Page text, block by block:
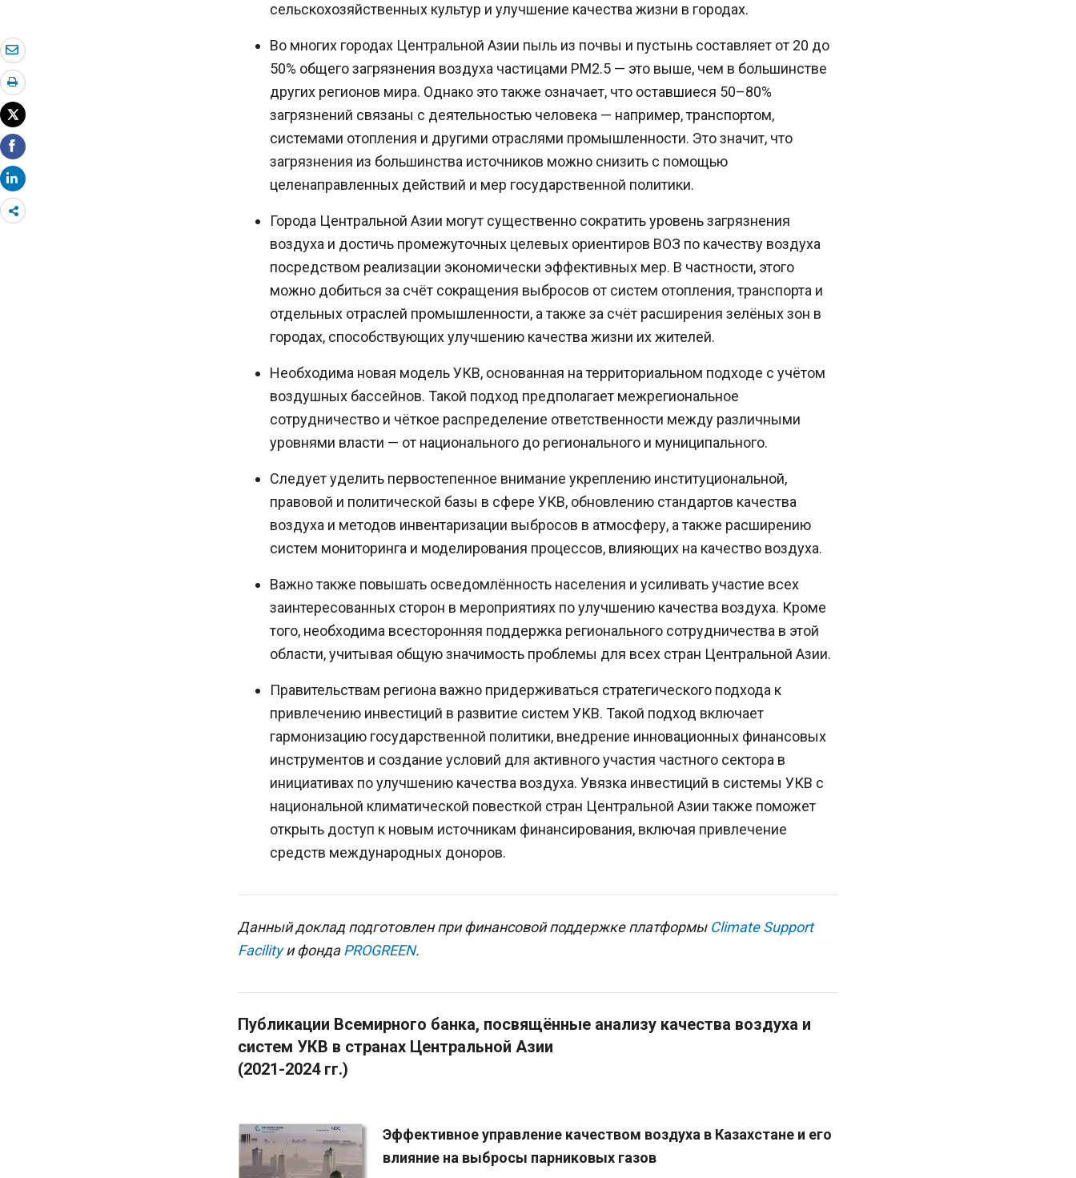
Share
more
сельскохозяйственных культур и улучшение качества жизни в городах.
Во многих городах Центральной Азии пыль из почвы и пустынь составляет от 20 до
50% общего загрязнения воздуха частицами PM2.5 — это выше, чем в большинстве
других регионов мира. Однако это также означает, что оставшиеся 50–80%
загрязнений связаны с деятельностью человека — например, транспортом,
системами отопления и другими отраслями промышленности. Это значит, что
загрязнения из большинства источников можно снизить с помощью
целенаправленных действий и мер государственной политики.
Города Центральной Азии могут существенно сократить уровень загрязнения
воздуха и достичь промежуточных целевых ориентиров ВОЗ по качеству воздуха
посредством реализации экономически эффективных мер. В частности, этого
можно добиться за счёт сокращения выбросов от систем отопления, транспорта и
отдельных отраслей промышленности, а также за счёт расширения зелёных зон в
городах, способствующих улучшению качества жизни их жителей.
Необходима новая модель УКВ, основанная на территориальном подходе с учётом
воздушных бассейнов. Такой подход предполагает межрегиональное
сотрудничество и чёткое распределение ответственности между различными
уровнями власти — от национального до регионального и муниципального.
Следует уделить первостепенное внимание укреплению институциональной,
правовой и политической базы в сфере УКВ, обновлению стандартов качества
воздуха и методов инвентаризации выбросов в атмосферу, а также расширению
систем мониторинга и моделирования процессов, влияющих на качество воздуха.
Важно также повышать осведомлённость населения и усиливать участие всех
заинтересованных сторон в мероприятиях по улучшению качества воздуха. Кроме
того, необходима всесторонняя поддержка регионального сотрудничества в этой
области, учитывая общую значимость проблемы для всех стран Центральной Азии.
Правительствам региона важно придерживаться стратегического подхода к
привлечению инвестиций в развитие систем УКВ. Такой подход включает
гармонизацию государственной политики, внедрение инновационных финансовых
инструментов и создание условий для активного участия частного сектора в
инициативах по улучшению качества воздуха. Увязка инвестиций в системы УКВ с
национальной климатической повесткой стран Центральной Азии также поможет
открыть доступ к новым источникам финансирования, включая привлечение
средств международных доноров.
Данный доклад подготовлен при финансовой поддержке платформы Climate Support
Facilityи фондаPROGREEN.
Публикации Всемирного банка, посвящённые анализу качества воздуха и
систем УКВ в странах Центральной Азии
(2021-2024 гг.)
Эффективное управление качеством воздуха в Казахстане и его
влияние на выбросы парниковых газов